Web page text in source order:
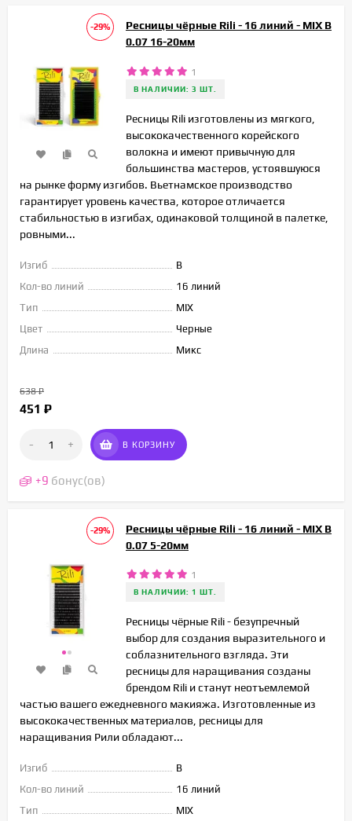
-29%
Ресницы чёрные Rili - 16 линий - MIX B
0.07 16-20мм
1
В НАЛИЧИИ: 3 ШТ.
Ресницы Rili изготовлены из мягкого,
высококачественного корейского
волокна и имеют привычную для
большинства мастеров, устоявшуюся
на рынке форму изгибов. Вьетнамское производство
гарантирует уровень качества, которое отличается
стабильностью в изгибах, одинаковой толщиной в палетке,
ровными...
Изгиб
B
Кол-во линий
16 линий
Тип
MIX
Цвет
Черные
Длина
Микс
638₽
451 ₽
- + В КОРЗИНУ
+9 бонус(ов)
-29%
Ресницы чёрные Rili - 16 линий - MIX B
0.07 5-20мм
1
В НАЛИЧИИ: 1 ШТ.
Ресницы чёрные Rili - безупречный
выбор для создания выразительного и
соблазнительного взгляда. Эти
ресницы для наращивания созданы
брендом Rili и станут неотъемлемой
частью вашего ежедневного макияжа. Изготовленные из
высококачественных материалов, ресницы для
наращивания Рили обладают...
Изгиб
B
Кол-во линий
16 линий
Тип
MIX